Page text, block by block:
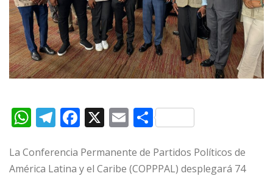
W
at
T
e
F
c
X E
ai
C
m
La Conferencia Permanente de Partidos Políticos de
América Latina y el Caribe (COPPPAL) desplegará 74